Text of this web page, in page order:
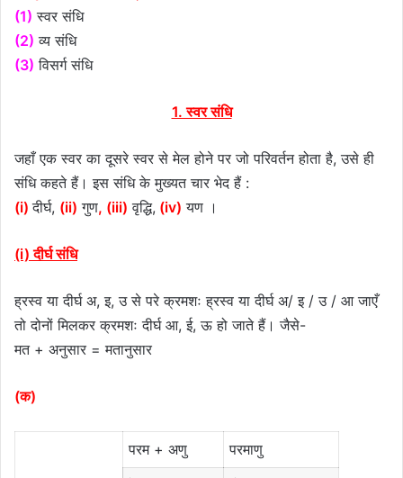
(1) स्वर संधि
(2) व्य संधि
(3) विसर्ग संधि
1. स्वर संधि
जहाँ एक स्वर का दूसरे स्वर से मेल होने पर जो परिवर्तन होता है, उसे ही
संधि कहते हैं। इस संधि के मुख्यत चार भेद हैं :
(i) दीर्घ, (ii) गुण, (iii) वृद्धि, (iv) यण ।
(i) दीर्घ संधि
ह्रस्व या दीर्घ अ, इ, उ से परे क्रमशः ह्रस्व या दीर्घ अ/ इ / उ / आ जाएँ
तो दोनों मिलकर क्रमशः दीर्घ आ, ई, ऊ हो जाते हैं। जैसे-
मत + अनुसार = मतानुसार
(क)
परम + अणु
परमाणु